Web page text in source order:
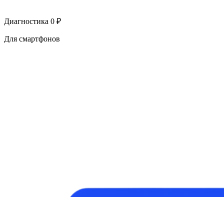
Диагностика 0 ₽
Для смартфонов